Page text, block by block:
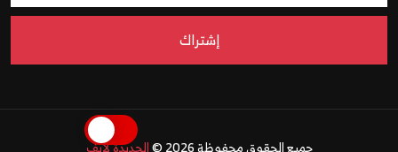
إشتراك
جميع الحقوق محفوظة 2026 © الحديدة لايف